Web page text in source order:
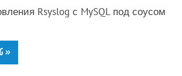
Rsyslog с MySQL под соусом
»